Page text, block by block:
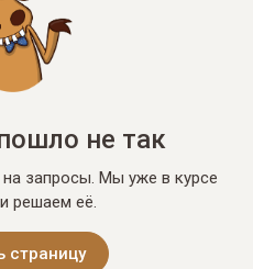
не так
на запросы. Мы уже в курсе
решаем её.
страницу